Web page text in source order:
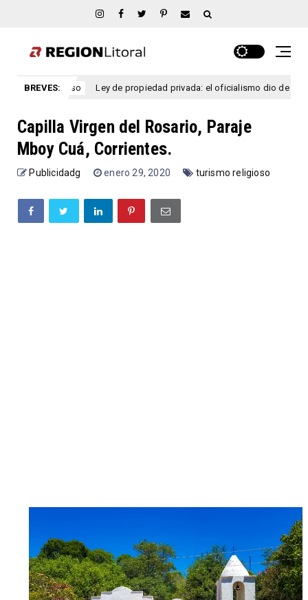
BREVES:
congreso Ley de propiedad privada: el oficialismo dio de baja el
Capilla Virgen del Rosario, Paraje
Mboy Cuá, Corrientes.
Publicidadg enero 29, 2020 turismo religioso